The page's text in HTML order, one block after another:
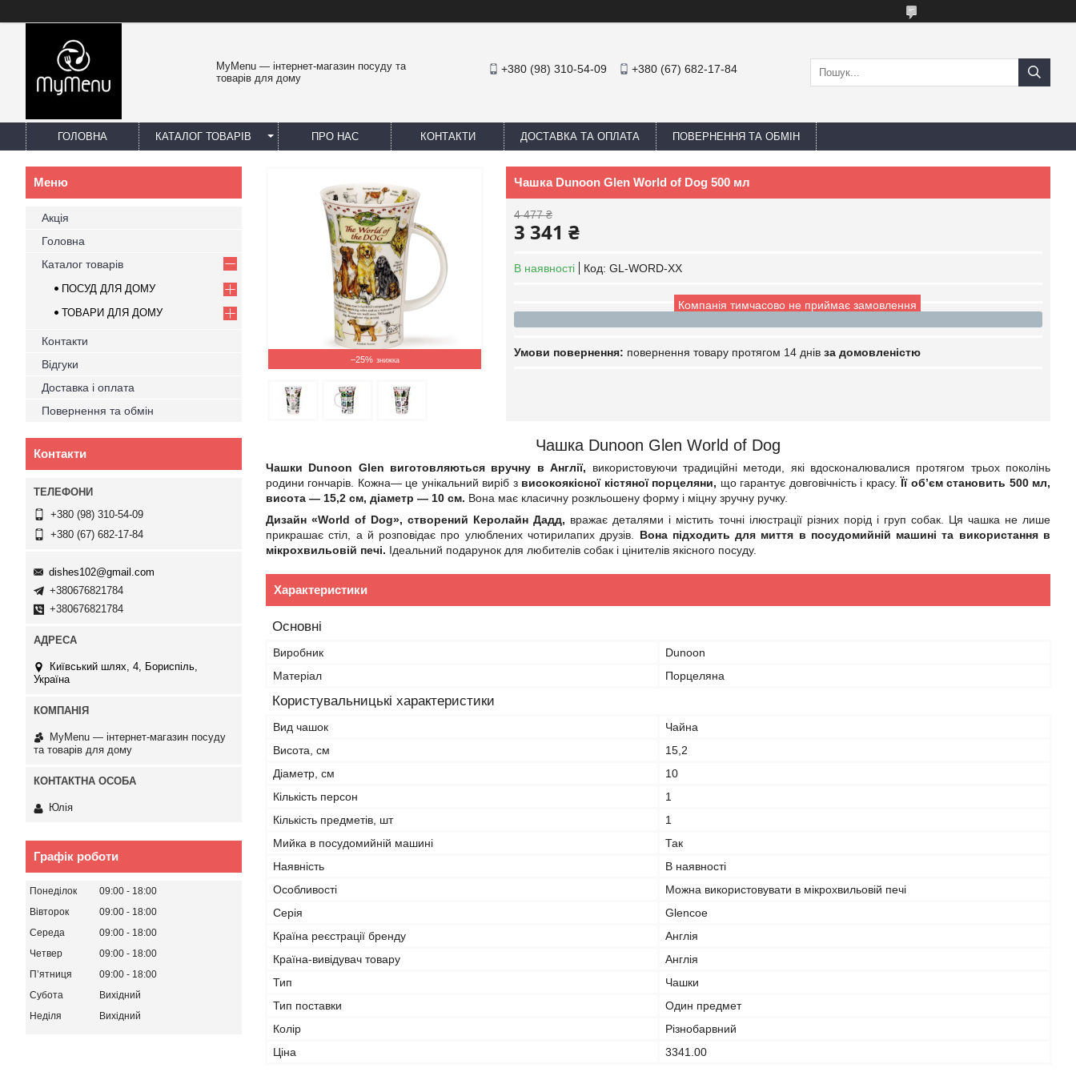
MyMenu — інтернет-магазин посуду та
товарів для дому
+380 (98) 310-54-09 +380 (67) 682-17-84
ГОЛОВНА КАТАЛОГ ТОВАРІВ ПРО НАС КОНТАКТИ ДОСТАВКА ТА ОПЛАТА ПОВЕРНЕННЯ ТА ОБМІН
–25%
Чашка Dunoon Glen World of Dog 500 мл
4 477 ₴
3 341 ₴
В наявності Код: GL-WORD-XX
Компанія тимчасово не приймає замовлення
повернення товару протягом 14 днів за домовленістю
Чашка Dunoon Glen World of Dog
Чашки Dunoon Glen виготовляються вручну в Англії, використовуючи традиційні методи, які вдосконалювалися протягом трьох поколінь
родини гончарів. Кожна— це унікальний виріб звисокоякісної кістяної порцеляни, що гарантує довговічність і красу. Її об’єм становить 500 мл,
висота — 15,2 см, діаметр — 10 см. Вона має класичну розкльошену форму і міцну зручну ручку.
Дизайн «World of Dog», створений Керолайн Дадд, вражає деталями і містить точні ілюстрації різних порід і груп собак. Ця чашка не лише
прикрашає стіл, а й розповідає про улюблених чотирилапих друзів. Вона підходить для миття в посудомийній машині та використання в
мікрохвильовій печі. Ідеальний подарунок для любителів собак і цінителів якісного посуду.
Характеристики
Основні
Виробник
Dunoon
Матеріал
Порцеляна
Користувальницькі характеристики
Вид чашок
Чайна
Висота, см
15,2
Діаметр, см
10
Кількість персон
1
Кількість предметів, шт
1
Мийка в посудомийній машині
Так
Наявність
В наявності
Особливості
Можна використовувати в мікрохвильовій печі
Серія
Glencoe
Країна реєстрації бренду
Англія
Країна-вивідувач товару
Англія
Тип
Чашки
Тип поставки
Один предмет
Колір
Різнобарвний
Ціна
3341.00
Акція
Головна
Каталог товарів
ПОСУД ДЛЯ ДОМУ
ТОВАРИ ДЛЯ ДОМУ
Контакти
Відгуки
Доставка і оплата
Повернення та обмін
Контакти
+380 (98) 310-54-09
+380 (67) 682-17-84
dishes102@gmail.com
+380676821784
+380676821784
Київський шлях, 4, Бориспіль,
Україна
MyMenu — інтернет-магазин посуду
та товарів для дому
Юлія
Графік роботи
Понеділок 09:00
18:00
Вівторок
09:00
18:00
Середа
09:00
18:00
Четвер
09:00
18:00
Пʼятниця
09:00
18:00
Субота
Вихідний
Неділя
Вихідний